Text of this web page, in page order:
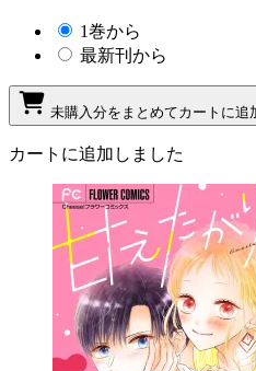
1巻から
最新刊から
未購入分をまとめてカートに追
カートに追加しました